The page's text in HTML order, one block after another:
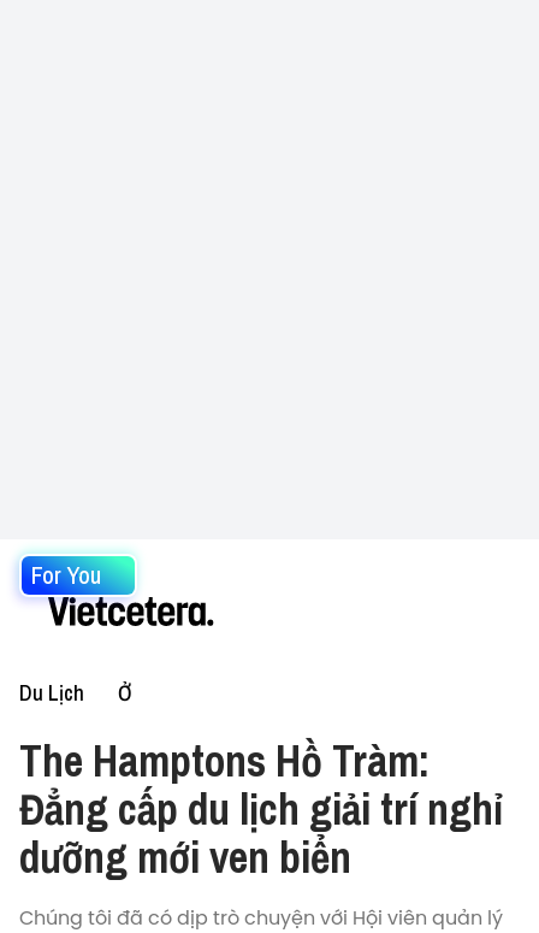
For You
Du Lịch Ở
The Hamptons Hồ Tràm:
Đẳng cấp du lịch giải trí nghỉ
dưỡng mới ven biển
Chúng tôi đã có dịp trò chuyện với Hội viên quản lý